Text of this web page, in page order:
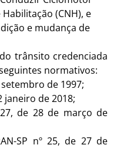
(CNH), e
e mudança de
trânsito credenciada
normativos:
setembro de 1997;
janeiro de 2018;
de 28 de março de
SP nº 25, de 27 de